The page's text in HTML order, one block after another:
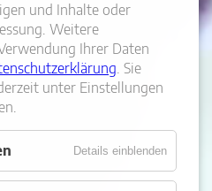
und Inhalte oder
Weitere
Ihrer Daten
. Sie
unter Einstellungen
Details einblenden